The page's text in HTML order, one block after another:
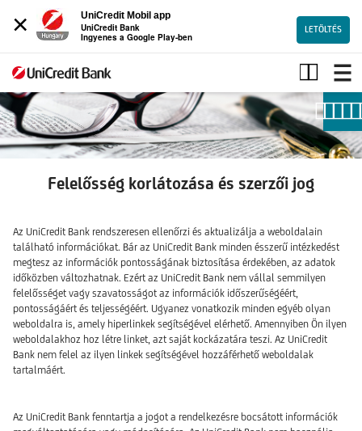
×
UniCredit Mobil app
UniCredit Bank
Ingyenes a Google Play-ben
LETÖLTÉS
Jogi
nyilatkozat
Felelősség korlátozása és szerzői jog
Az UniCredit Bank rendszeresen ellenőrzi és aktualizálja a weboldalain
található információkat. Bár az UniCredit Bank minden ésszerű intézkedést
megtesz az információk pontosságának biztosítása érdekében, az adatok
időközben változhatnak. Ezért az UniCredit Bank nem vállal semmilyen
felelősséget vagy szavatosságot az információk időszerűségéért,
pontosságáért és teljességéért. Ugyanez vonatkozik minden egyéb olyan
weboldalra is, amely hiperlinkek segítségével elérhető. Amennyiben Ön ilyen
weboldalakhoz hoz létre linket, azt saját kockázatára teszi. Az UniCredit
Bank nem felel az ilyen linkek segítségével hozzáférhető weboldalak
tartalmáért.
Az UniCredit Bank fenntartja a jogot a rendelkezésre bocsátott információk